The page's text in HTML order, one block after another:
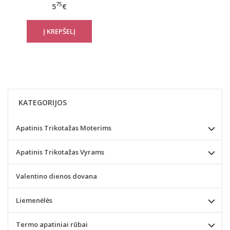
575€
KATEGORIJOS
Apatinis Trikotažas Moterims
Apatinis Trikotažas Vyrams
Valentino dienos dovana
Liemenėlės
Termo apatiniai rūbai